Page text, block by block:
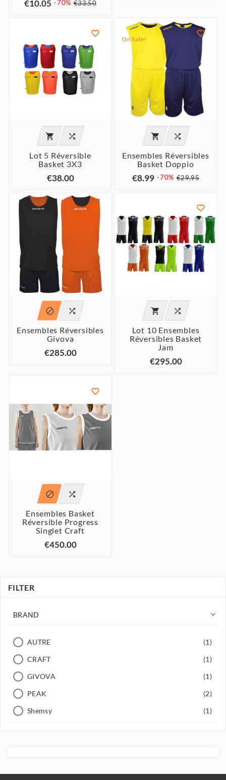
€10.05 -70% €33.50

 
Lot 5 Réversible
Basket 3X3
€38.00
On Sale!

 
Ensembles Réversibles
Basket Doppio
€8.99 -70% €29.95

 
Ensembles Réversibles
Givova
€285.00

 
Lot 10 Ensembles
Réversibles Basket
Jam
€295.00

 
Ensembles Basket
Réversible Progress
Singlet Craft
€450.00
FILTER
BRAND 
AUTRE
(1)
CRAFT
(1)
GIVOVA
(1)
PEAK
(2)
Shemsy
(1)